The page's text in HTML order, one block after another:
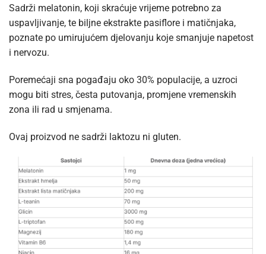
Sadrži melatonin, koji skraćuje vrijeme potrebno za
uspavljivanje, te biljne ekstrakte pasiflore i matičnjaka,
poznate po umirujućem djelovanju koje smanjuje napetost
i nervozu.
Poremećaji sna pogađaju oko 30% populacije, a uzroci
mogu biti stres, česta putovanja, promjene vremenskih
zona ili rad u smjenama.
Ovaj proizvod ne sadrži laktozu ni gluten.